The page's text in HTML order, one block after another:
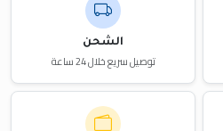
الشحن
توصيل سريع خلال 24 ساعة